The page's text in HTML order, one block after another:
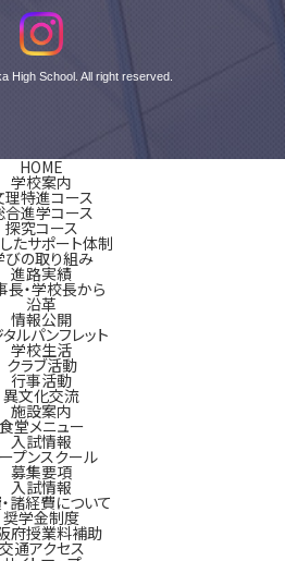
High School. All right reserved.
HOME
学校案内
理特進コース
合進学コース
探究コース
たサポート体制
びの取り組み
進路実績
長・学校長から
沿革
情報公開
ルパンフレット
学校生活
クラブ活動
行事活動
異文化交流
施設案内
食堂メニュー
入試情報
プンスクール
募集要項
入試情報
諸経費について
奨学金制度
府授業料補助
交通アクセス